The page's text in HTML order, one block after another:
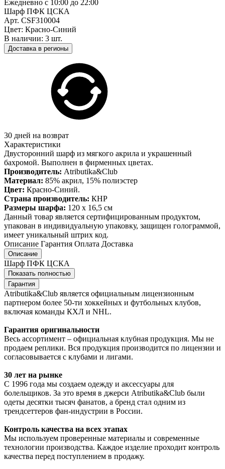
Ежедневно с 10:00 до 22:00
Шарф ПФК ЦСКА
Арт. CSF310004
Цвет: Красно-Синий
В наличии: 3 шт.
Доставка в регионы
30 дней на возврат
Характеристики
Двусторонний шарф из мягкого акрила и украшенный
бахромой. Выполнен в фирменных цветах.
Производитель: Atributika&Club
Материал: 85% акрил, 15% полиэстер
Цвет: Красно-Синий.
Страна производитель: КНР
Размеры шарфа: 120 х 16,5 см
Данный товар является сертифицированным продуктом,
упакован в индивидуальную упаковку, защищен голограммой,
имеет уникальный штрих код.
Описание Гарантия Оплата Доставка
Описание
Шарф ПФК ЦСКА
Показать полностью
Гарантия
Atributika&Club является официальным лицензионным
партнером более 50-ти хоккейных и футбольных клубов,
включая команды КХЛ и NHL.
Гарантия оригинальности
Весь ассортимент – официальная клубная продукция. Мы не
продаем реплики. Вся продукция производится по лицензии и
согласовывается с клубами и лигами.
30 лет на рынке
С 1996 года мы создаем одежду и аксессуары для
болельщиков. За это время в джерси Atributika&Club были
одеты десятки тысяч фанатов, а бренд стал одним из
трендсеттеров фан-индустрии в России.
Контроль качества на всех этапах
Мы используем проверенные материалы и современные
технологии производства. Каждое изделие проходит контроль
качества перед поступлением в продажу.